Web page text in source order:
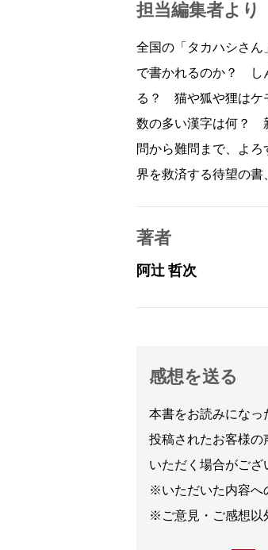
担当編集者より
全国の「タカハシさ
で書かれるのか？ し
る？ 猫や狐や狸はケ
数の多い漢字は何？
問から難問まで、よ
界を救済する待望の書
著者
阿辻 哲次
感想を送る
本書をお読みになっ
投稿されたお客様の
いただく場合がござ
※いただいた内容へ
※ご意見・ご感想以